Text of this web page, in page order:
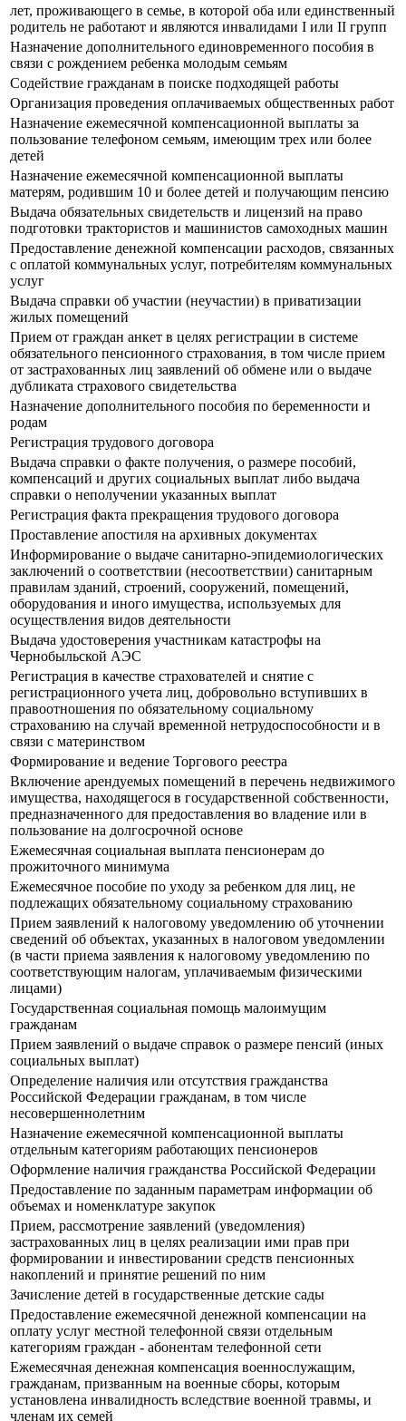
лет, проживающего в семье, в которой оба или единственный
родитель не работают и являются инвалидами I или II групп
Назначение дополнительного единовременного пособия в
связи с рождением ребенка молодым семьям
Содействие гражданам в поиске подходящей работы
Организация проведения оплачиваемых общественных работ
Назначение ежемесячной компенсационной выплаты за
пользование телефоном семьям, имеющим трех или более
детей
Назначение ежемесячной компенсационной выплаты
матерям, родившим 10 и более детей и получающим пенсию
Выдача обязательных свидетельств и лицензий на право
подготовки трактористов и машинистов самоходных машин
Предоставление денежной компенсации расходов, связанных
с оплатой коммунальных услуг, потребителям коммунальных
услуг
Выдача справки об участии (неучастии) в приватизации
жилых помещений
Прием от граждан анкет в целях регистрации в системе
обязательного пенсионного страхования, в том числе прием
от застрахованных лиц заявлений об обмене или о выдаче
дубликата страхового свидетельства
Назначение дополнительного пособия по беременности и
родам
Регистрация трудового договора
Выдача справки о факте получения, о размере пособий,
компенсаций и других социальных выплат либо выдача
справки о неполучении указанных выплат
Регистрация факта прекращения трудового договора
Проставление апостиля на архивных документах
Информирование о выдаче санитарно-эпидемиологических
заключений о соответствии (несоответствии) санитарным
правилам зданий, строений, сооружений, помещений,
оборудования и иного имущества, используемых для
осуществления видов деятельности
Выдача удостоверения участникам катастрофы на
Чернобыльской АЭС
Регистрация в качестве страхователей и снятие с
регистрационного учета лиц, добровольно вступивших в
правоотношения по обязательному социальному
страхованию на случай временной нетрудоспособности и в
связи с материнством
Формирование и ведение Торгового реестра
Включение арендуемых помещений в перечень недвижимого
имущества, находящегося в государственной собственности,
предназначенного для предоставления во владение или в
пользование на долгосрочной основе
Ежемесячная социальная выплата пенсионерам до
прожиточного минимума
Ежемесячное пособие по уходу за ребенком для лиц, не
подлежащих обязательному социальному страхованию
Прием заявлений к налоговому уведомлению об уточнении
сведений об объектах, указанных в налоговом уведомлении
(в части приема заявления к налоговому уведомлению по
соответствующим налогам, уплачиваемым физическими
лицами)
Государственная социальная помощь малоимущим
гражданам
Прием заявлений о выдаче справок о размере пенсий (иных
социальных выплат)
Определение наличия или отсутствия гражданства
Российской Федерации гражданам, в том числе
несовершеннолетним
Назначение ежемесячной компенсационной выплаты
отдельным категориям работающих пенсионеров
Оформление наличия гражданства Российской Федерации
Предоставление по заданным параметрам информации об
объемах и номенклатуре закупок
Прием, рассмотрение заявлений (уведомления)
застрахованных лиц в целях реализации ими прав при
формировании и инвестировании средств пенсионных
накоплений и принятие решений по ним
Зачисление детей в государственные детские сады
Предоставление ежемесячной денежной компенсации на
оплату услуг местной телефонной связи отдельным
категориям граждан - абонентам телефонной сети
Ежемесячная денежная компенсация военнослужащим,
гражданам, призванным на военные сборы, которым
установлена инвалидность вследствие военной травмы, и
членам их семей